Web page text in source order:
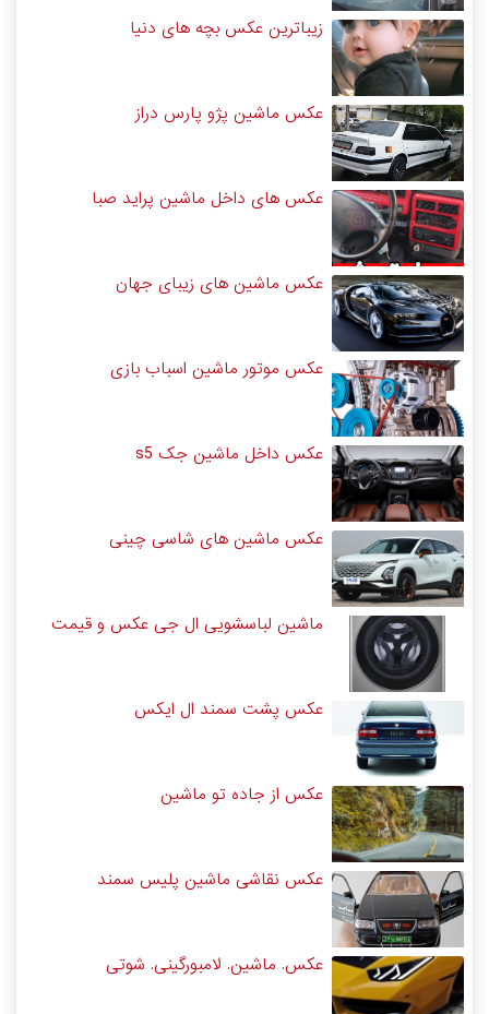
زیباترین عکس بچه های دنیا
عکس ماشین پژو پارس دراز
عکس های داخل ماشین پراید صبا
عکس ماشین های زیبای جهان
عکس موتور ماشین اسباب بازی
عکس داخل ماشین جک s5
عکس ماشین های شاسی چینی
ماشین لباسشویی ال جی عکس و قیمت
عکس پشت سمند ال ایکس
عکس از جاده تو ماشین
عکس نقاشی ماشین پلیس سمند
عکس. ماشین. لامبورگینی. شوتی